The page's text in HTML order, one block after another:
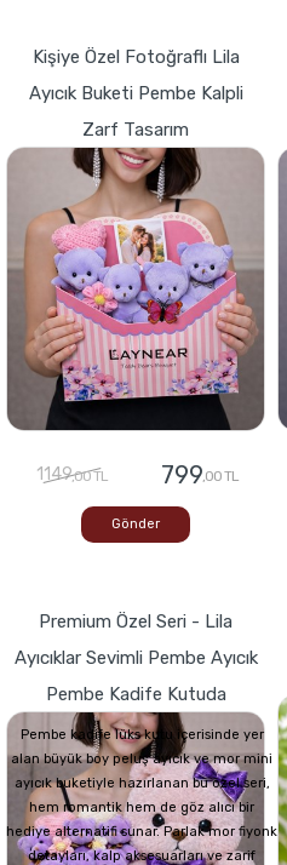
Kişiye Özel Fotoğraflı Lila
Ayıcık Buketi Pembe Kalpli
Zarf Tasarım
1149,00 TL 799,00 TL
Gönder
Premium Özel Seri - Lila
Ayıcıklar Sevimli Pembe Ayıcık
Pembe Kadife Kutuda
Pembe kadife lüks kutu içerisinde yer
alan büyük boy peluş ayıcık ve mor mini
ayıcık buketiyle hazırlanan bu özel seri,
hem romantik hem de göz alıcı bir
hediye alternatifi sunar. Parlak mor fiyonk
detayları, kalp aksesuarları ve zarif